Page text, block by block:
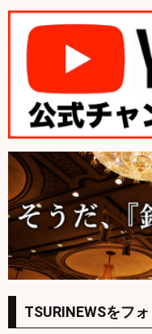
TSURINEWSをフ